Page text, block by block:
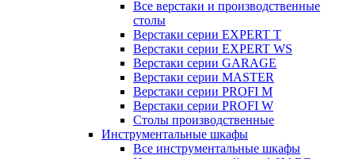
Все верстаки и производственные
столы
Верстаки серии EXPERT T
Верстаки серии EXPERT WS
Верстаки серии GARAGE
Верстаки серии MASTER
Верстаки серии PROFI M
Верстаки серии PROFI W
Столы производственные
Инструментальные шкафы
Все инструментальные шкафы